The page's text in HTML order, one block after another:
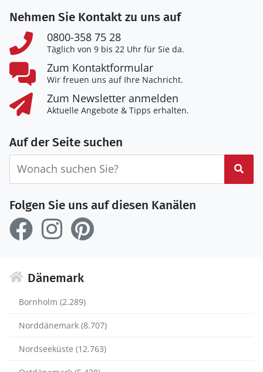
Nehmen Sie Kontakt zu uns auf
0800-358 75 28
Täglich von 9 bis 22 Uhr für Sie da.
Zum Kontaktformular
Wir freuen uns auf Ihre Nachricht.
Zum Newsletter anmelden
Aktuelle Angebote & Tipps erhalten.
Auf der Seite suchen
Folgen Sie uns auf diesen Kanälen
Dänemark
Bornholm (2.289)
Norddänemark (8.707)
Nordseeküste (12.763)